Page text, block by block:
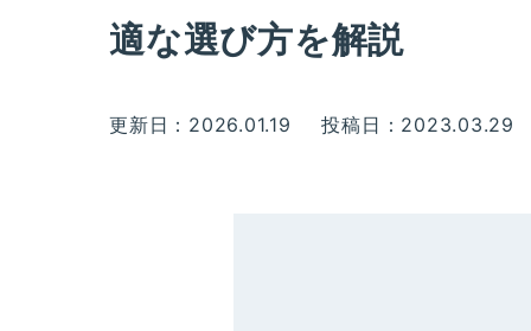
適な選び方を解説
更新日：2026.01.19 投稿日：2023.03.29